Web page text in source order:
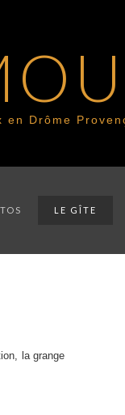
Drôme
LE GÎTE
la grange